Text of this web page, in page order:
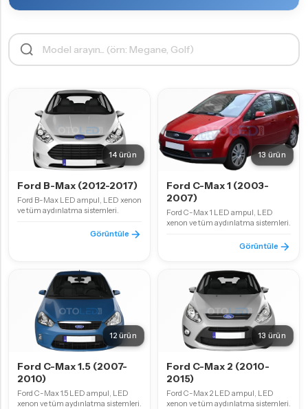
14 ürün
Ford B-Max (2012-2017)
Ford B-Max LED ampul, LED xenon
ve tüm aydınlatma sistemleri.
Görüntüle
13 ürün
Ford C-Max 1 (2003-
2007)
Ford C-Max 1 LED ampul, LED
xenon ve tüm aydınlatma sistemleri.
Görüntüle
12 ürün
Ford C-Max 1.5 (2007-
2010)
Ford C-Max 1.5 LED ampul, LED
xenon ve tüm aydınlatma sistemleri.
13 ürün
Ford C-Max 2 (2010-
2015)
Ford C-Max 2 LED ampul, LED
xenon ve tüm aydınlatma sistemleri.